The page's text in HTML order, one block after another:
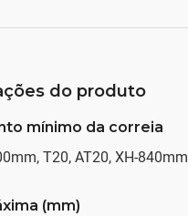
do produto
mínimo da correia
T20, AT20, XH-840mm
(mm)